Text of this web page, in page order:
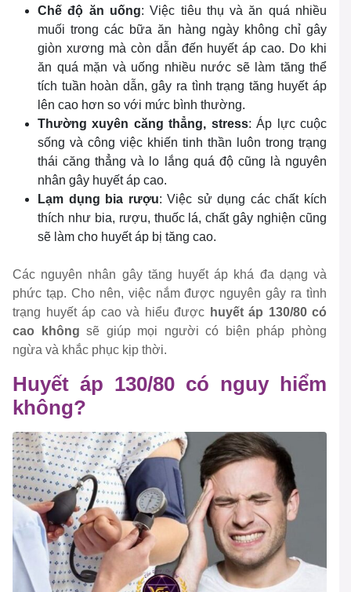
Chế độ ăn uống: Việc tiêu thụ và ăn quá nhiều
muối trong các bữa ăn hàng ngày không chỉ gây
giòn xương mà còn dẫn đến huyết áp cao. Do khi
ăn quá mặn và uống nhiều nước sẽ làm tăng thể
tích tuần hoàn dẫn, gây ra tình trạng tăng huyết áp
lên cao hơn so với mức bình thường.
Thường xuyên căng thẳng, stress: Áp lực cuộc
sống và công việc khiến tinh thần luôn trong trạng
thái căng thẳng và lo lắng quá độ cũng là nguyên
nhân gây huyết áp cao.
Lạm dụng bia rượu: Việc sử dụng các chất kích
thích như bia, rượu, thuốc lá, chất gây nghiện cũng
sẽ làm cho huyết áp bị tăng cao.
Các nguyên nhân gây tăng huyết áp khá đa dạng và
phức tạp. Cho nên, việc nắm được nguyên gây ra tình
trạng huyết áp cao và hiểu được huyết áp 130/80 có
cao không sẽ giúp mọi người có biện pháp phòng
ngừa và khắc phục kịp thời.
Huyết áp 130/80 có nguy hiểm
không?